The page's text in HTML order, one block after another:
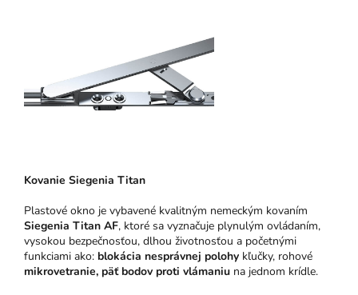
Kovanie Siegenia Titan
Plastové okno je vybavené kvalitným nemeckým kovaním
Siegenia Titan AF, ktoré sa vyznačuje plynulým ovládaním,
vysokou bezpečnosťou, dlhou životnosťou a početnými
funkciami ako: blokácia nesprávnej polohy kľučky, rohové
mikrovetranie, päť bodov proti vlámaniu na jednom krídle.